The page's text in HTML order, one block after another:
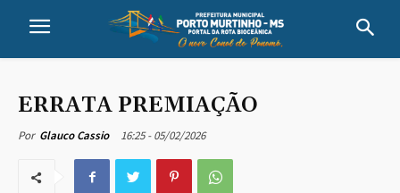
ERRATA PREMIAÇÃO
Por Glauco Cassio 16:25 - 05/02/2026